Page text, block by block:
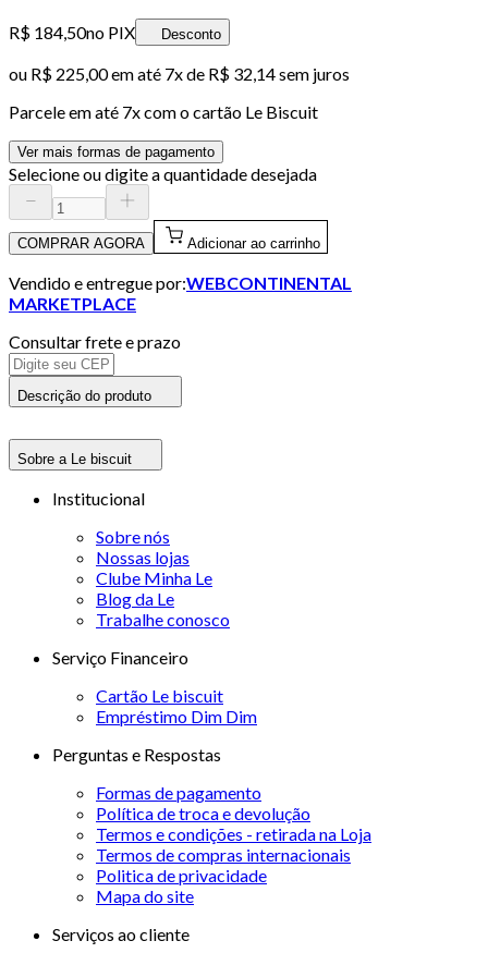
R$ 184,50no PIX Desconto
ou R$ 225,00em até 7x de R$ 32,14 sem juros
Parcele em até 7x com o cartão Le Biscuit
Ver mais formas de pagamento
Selecione ou digite a quantidade desejada
COMPRAR AGORA Adicionar ao carrinho
Vendido e entregue por:WEBCONTINENTAL
MARKETPLACE
Consultar frete e prazo
Descrição do produto
Sobre a Le biscuit
Institucional
Sobre nós
Nossas lojas
Clube Minha Le
Blog da Le
Trabalhe conosco
Serviço Financeiro
Cartão Le biscuit
Empréstimo Dim Dim
Perguntas e Respostas
Formas de pagamento
Política de troca e devolução
Termos e condições - retirada na Loja
Termos de compras internacionais
Politica de privacidade
Mapa do site
Serviços ao cliente